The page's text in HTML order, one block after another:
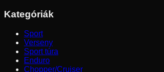
Kategóriák
Sport
Verseny
Sport túra
Enduro
Chopper/Cruiser